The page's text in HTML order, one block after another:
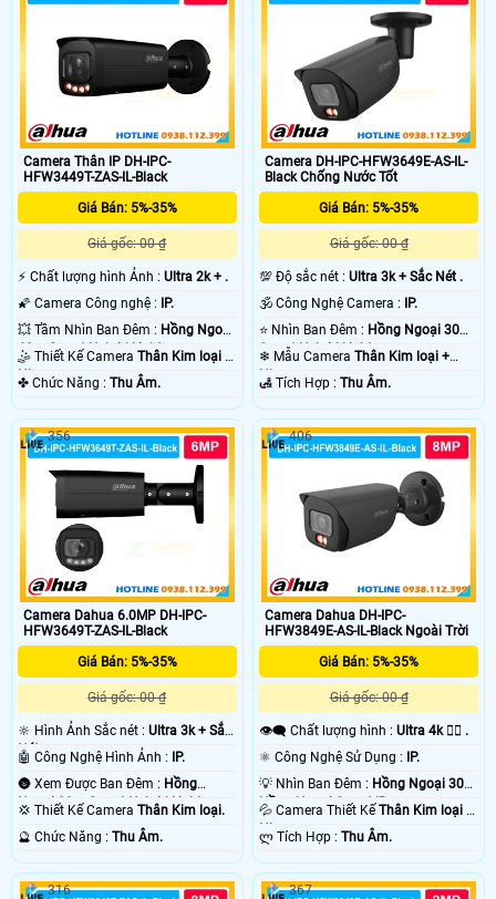
Camera Thân IP DH-IPC-
HFW3449T-ZAS-IL-Black
Giá Bán: 5%-35%
Giá gốc: 00 ₫
️⚡ Chất lượng hình Ảnh : Ultra 2k + .
🌠 Camera Công nghệ : IP.
💥 Tầm Nhìn Ban Đêm : Hồng Ngoại
60m Smart Hybrid Light.
🤹 Thiết Kế Camera Thân Kim loại +
Nhựa.
️✤ Chức Năng : Thu Âm.
Camera DH-IPC-HFW3649E-AS-IL-
Black Chống Nước Tốt
Giá Bán: 5%-35%
Giá gốc: 00 ₫
💯 Độ sắc nét :Ultra 3k + Sắc Nét .
🕉️ Công Nghệ Camera : IP.
⭐ Nhìn Ban Đêm : Hồng Ngoại 30m
Smart Hybrid Light.
❄ Mẫu CameraThân Kim loại +
Nhựa.
️🛃 Tích Hợp :Thu Âm.
Camera Dahua 6.0MP DH-IPC-
HFW3649T-ZAS-IL-Black
Giá Bán: 5%-35%
Giá gốc: 00 ₫
🔆 Hình Ảnh Sắc nét : Ultra 3k + Sắc
Nét .
🤖️ Công Nghệ Hình Ảnh :
IP.
🌚 Xem Được Ban Đêm : Hồng
Ngoại 30m Smart Hybrid Light.
💢 Thiết Kế Camera Thân Kim loại.
️🔮 Chức Năng : Thu Âm.
356
Camera Dahua DH-IPC-
HFW3849E-AS-IL-Black Ngoài Trời
Giá Bán: 5%-35%
Giá gốc: 00 ₫
👁️‍🗨 Chất lượng hình :Ultra 4k 👍🏾 .
⚛️ Công Nghệ Sử Dụng :
IP.
💡 Nhìn Ban Đêm : Hồng Ngoại 30m
Hồng Ngoại Smart IR.
💦 Camera Thiết KếThân Kim loại +
Nhựa.
️ლ Tích Hợp :Thu Âm.
406
316 367